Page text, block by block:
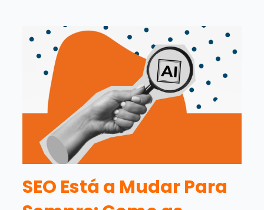
SEO Está a Mudar Para